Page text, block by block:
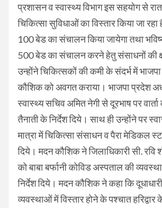
प्रशासन व स्वास्थ्य विभाग इस सहयोग से
चिकित्सा सुविधाओं का विस्तार किया जा
100 बेड का संचालन किया जायेगा तथा
500 बेड का संचालन करने हेतु संसाधनों की
उन्होंने चिकित्सकों की कमी के संदर्भ में
कौशिक को अवगत कराया। भाजपा प्रदेश
स्वास्थ्य सचिव अमित नेगी से दूरभाष पर
तैनाती के निर्देश दिये। साथ ही उन्होंने पर
मात्रा में चिकित्सा संसाधन व पैरा मेडिकल
दिये। मदन कौशिक ने जिलाधिकारी सी.
को बाबा बर्फानी कोविड अस्पताल की
निर्देश दिये। मदन कौशिक ने कहा कि
व्यवस्थाओं में विस्तार होने के पश्चात